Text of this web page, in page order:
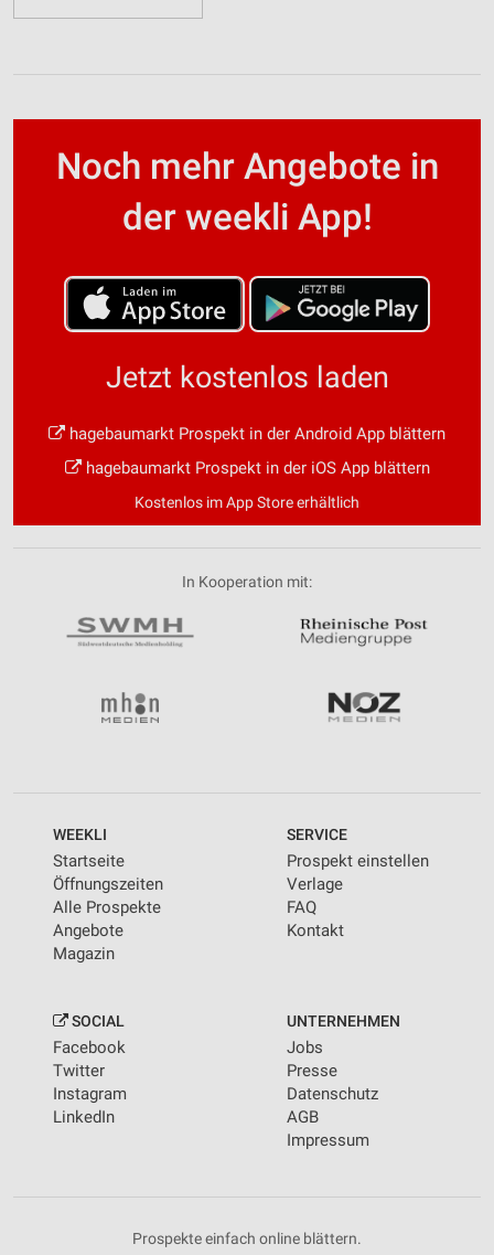
Noch mehr Angebote in
der weekli App!
Jetzt kostenlos laden
hagebaumarkt Prospekt in der Android App blättern
hagebaumarkt Prospekt in der iOS App blättern
Kostenlos im App Store erhältlich
In Kooperation mit:
WEEKLI
Startseite
Öffnungszeiten
Alle Prospekte
Angebote
Magazin
SERVICE
Prospekt einstellen
Verlage
FAQ
Kontakt
SOCIAL
Facebook
Twitter
Instagram
LinkedIn
UNTERNEHMEN
Jobs
Presse
Datenschutz
AGB
Impressum
Prospekte einfach online blättern.